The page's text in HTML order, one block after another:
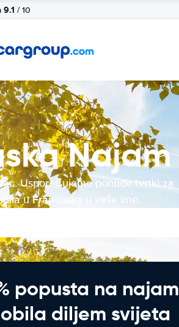
9.1 / 10
Uspoređujemo ponude tvrtki za
u Francuska u vaše ime.
popusta na najam
diljem svijeta